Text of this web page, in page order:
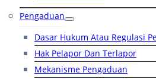
Pengaduan
Dasar Hukum Atau Regulasi
Hak Pelapor Dan Terlapor
Mekanisme Pengaduan